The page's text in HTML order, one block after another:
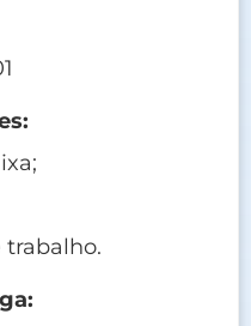
trabalho.